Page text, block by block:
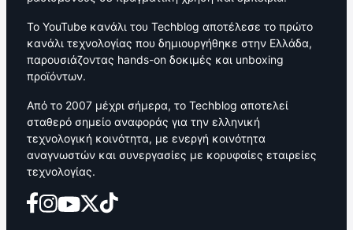
Το YouTube κανάλι του Techblog αποτέλεσε το πρώτο
κανάλι τεχνολογίας που δημιουργήθηκε στην Ελλάδα,
παρουσιάζοντας hands-on δοκιμές και unboxing
προϊόντων.
Από το 2007 μέχρι σήμερα, το Techblog αποτελεί
σταθερό σημείο αναφοράς για την ελληνική
τεχνολογική κοινότητα, με ενεργή κοινότητα
αναγνωστών και συνεργασίες με κορυφαίες εταιρείες
τεχνολογίας.